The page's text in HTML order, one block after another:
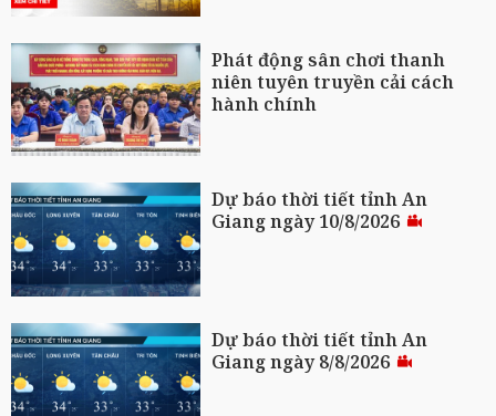
Phát động sân chơi thanh
niên tuyên truyền cải cách
hành chính
Dự báo thời tiết tỉnh An
Giang ngày 10/8/2026
Dự báo thời tiết tỉnh An
Giang ngày 8/8/2026